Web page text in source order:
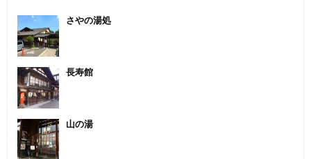
さやの湯処
長寿館
山の湯